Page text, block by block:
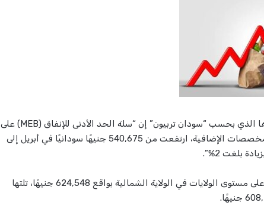
وقالت المبادرة في تقريرها الذي بحسب “سودان تربيون” إن “سلة الحد الأدنى للإنفاق (MEB) على
المستوى الوطني، دون المخصصات الإضافية، ارتفعت من 540,675 جنيهًا سودانيًا في أبريل إلى
وسجلت أعلى قيم السلة على مستوى الولايات في الولاية الشمالية بواقع 624,548 جنيهًا، تلتها